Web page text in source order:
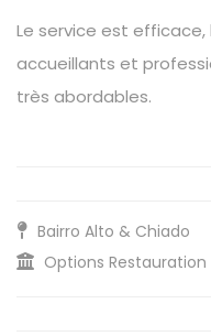
Le service est
accueillants et
très abordables.
Bairro Alto & Chiado
Options Restauration